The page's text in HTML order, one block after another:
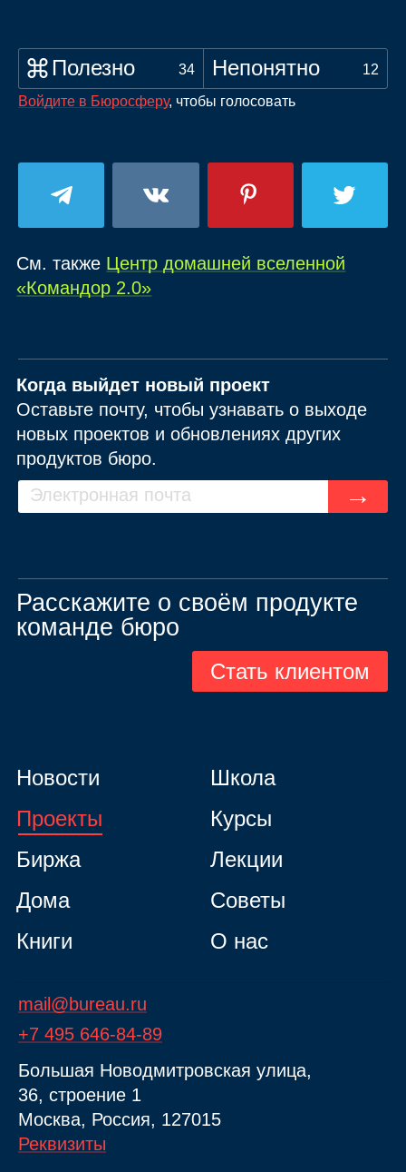
Стать клиентом
Полезно 34 Непонятно 12
Войдите в Бюросферу, чтобы голосовать
См. также Центр домашней вселенной
«Командор 2.0»
Когда выйдет новый проект
Оставьте почту, чтобы узнавать о выходе
новых проектов и обновлениях других
продуктов бюро.
→
Расскажите о своём продукте
команде бюро
Новости
Проекты
Биржа
Дома
Книги
Школа
Курсы
Лекции
Советы
О нас
mail@bureau.ru
+7 495 646‑84‑89
Большая Новодмитровская улица,
36, строение 1
Москва, Россия, 127015
Реквизиты